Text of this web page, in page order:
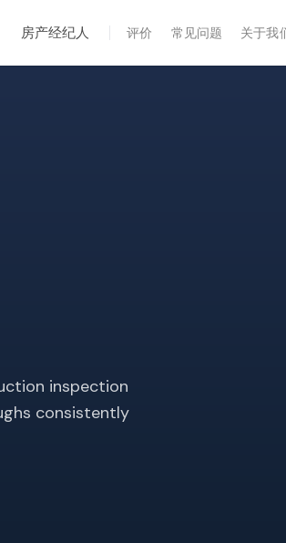
房产经纪人 评价 常见问题 关于我
inspection
consistently